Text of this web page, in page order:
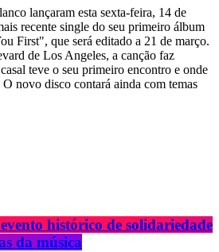
lançaram esta sexta-feira, 14 de
recente single do seu primeiro álbum
First", que será editado a 21 de março.
de Los Angeles, a canção faz
teve o seu primeiro encontro e onde
novo disco contará ainda com temas
histórico de solidariedade
da música